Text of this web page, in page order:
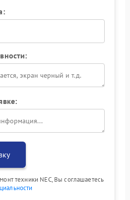
техники NEC, Вы соглашаетесь